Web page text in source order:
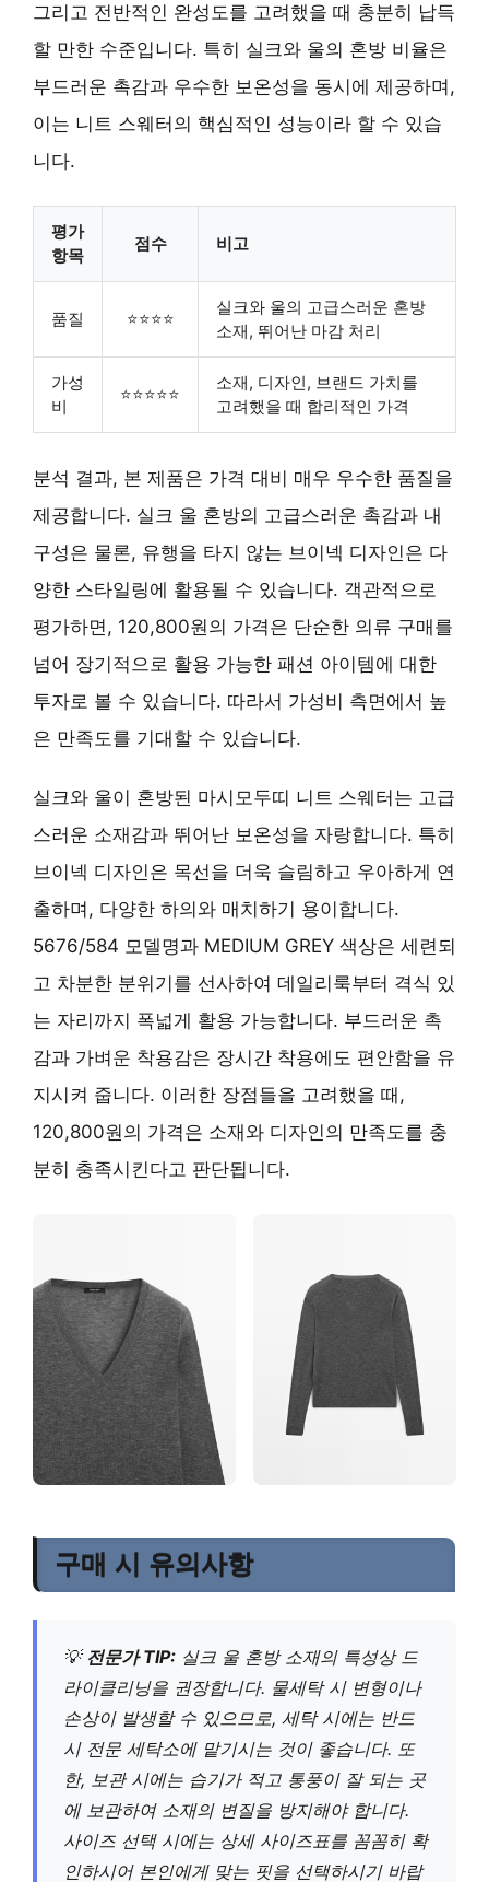
그리고 전반적인 완성도를 고려했을 때 충분히 납득
할 만한 수준입니다. 특히 실크와 울의 혼방 비율은
부드러운 촉감과 우수한 보온성을 동시에 제공하며,
이는 니트 스웨터의 핵심적인 성능이라 할 수 있습
니다.
평가
항목
점수 비고
품질 ⭐⭐⭐⭐
실크와 울의 고급스러운 혼방
소재, 뛰어난 마감 처리
가성
비
⭐⭐⭐⭐⭐
소재, 디자인, 브랜드 가치를
고려했을 때 합리적인 가격
분석 결과, 본 제품은 가격 대비 매우 우수한 품질을
제공합니다. 실크 울 혼방의 고급스러운 촉감과 내
구성은 물론, 유행을 타지 않는 브이넥 디자인은 다
양한 스타일링에 활용될 수 있습니다. 객관적으로
평가하면, 120,800원의 가격은 단순한 의류 구매를
넘어 장기적으로 활용 가능한 패션 아이템에 대한
투자로 볼 수 있습니다. 따라서 가성비 측면에서 높
은 만족도를 기대할 수 있습니다.
실크와 울이 혼방된 마시모두띠 니트 스웨터는 고급
스러운 소재감과 뛰어난 보온성을 자랑합니다. 특히
브이넥 디자인은 목선을 더욱 슬림하고 우아하게 연
출하며, 다양한 하의와 매치하기 용이합니다.
5676/584 모델명과 MEDIUM GREY 색상은 세련되
고 차분한 분위기를 선사하여 데일리룩부터 격식 있
는 자리까지 폭넓게 활용 가능합니다. 부드러운 촉
감과 가벼운 착용감은 장시간 착용에도 편안함을 유
지시켜 줍니다. 이러한 장점들을 고려했을 때,
120,800원의 가격은 소재와 디자인의 만족도를 충
분히 충족시킨다고 판단됩니다.
구매 시 유의사항
💡 전문가 TIP: 실크 울 혼방 소재의 특성상 드
라이클리닝을 권장합니다. 물세탁 시 변형이나
손상이 발생할 수 있으므로, 세탁 시에는 반드
시 전문 세탁소에 맡기시는 것이 좋습니다. 또
한, 보관 시에는 습기가 적고 통풍이 잘 되는 곳
에 보관하여 소재의 변질을 방지해야 합니다.
사이즈 선택 시에는 상세 사이즈표를 꼼꼼히 확
인하시어 본인에게 맞는 핏을 선택하시기 바랍